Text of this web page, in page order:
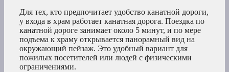
Для тех, кто предпочитает удобство канатной дороги,
у входа в храм работает канатная дорога. Поездка по
канатной дороге занимает около 5 минут, и по мере
подъема к храму открывается панорамный вид на
окружающий пейзаж. Это удобный вариант для
пожилых посетителей или людей с физическими
ограничениями.